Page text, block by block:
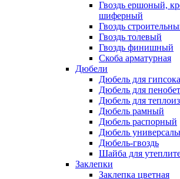
Гвоздь ершоный,
шиферный
Гвоздь
Гвоздь толевый
Гвоздь финишный
Скоба арматурная
Дюбели
Дюбель для
Дюбель для
Дюбель для
Дюбель рамный
Дюбель распорный
Дюбель
Дюбель-гвоздь
Шайба для
Заклепки
Заклепка цветная